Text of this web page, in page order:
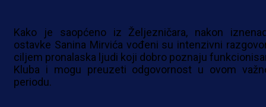
Kako je saopćeno iz Željezničara, nakon
ostavke Sanina Mirvića vođeni su intenzivni
ciljem pronalaska ljudi koji dobro poznaju
Kluba i mogu preuzeti odgovornost u ovom
periodu.